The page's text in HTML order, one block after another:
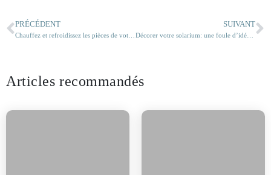
PRÉCÉDENT SUIVANT
Décorer votre solarium: une foule d’idées pour en faire votre endroit de rêve!
Articles recommandés